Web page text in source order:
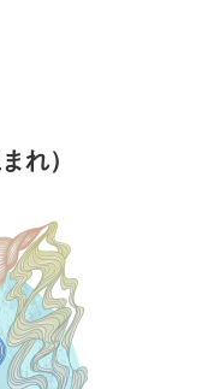
れ）